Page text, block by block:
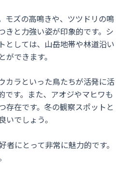
モズの高鳴きや、ツツドリの鳴
きと力強い姿が印象的です。シ
としては、山岳地帯や林道沿い
できます。
カラといった鳥たちが活発に活
す。また、アオジやマヒワも
存在です。冬の観察スポットと
でしょう。
にとって非常に魅力的です。